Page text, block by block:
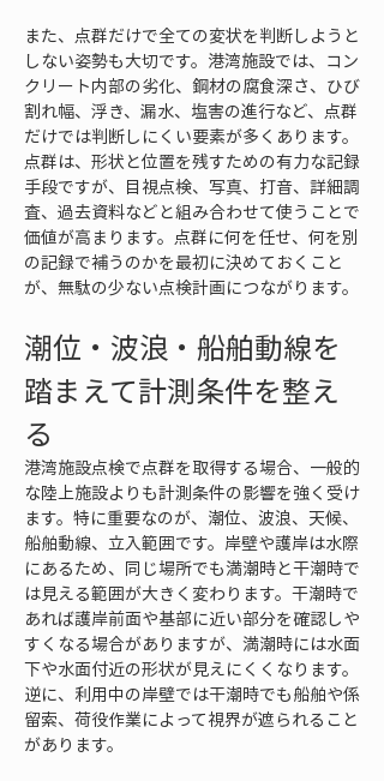
また、点群だけで全ての変状を判断しようと
しない姿勢も大切です。港湾施設では、コン
クリート内部の劣化、鋼材の腐食深さ、ひび
割れ幅、浮き、漏水、塩害の進行など、点群
だけでは判断しにくい要素が多くあります。
点群は、形状と位置を残すための有力な記録
手段ですが、目視点検、写真、打音、詳細調
査、過去資料などと組み合わせて使うことで
価値が高まります。点群に何を任せ、何を別
の記録で補うのかを最初に決めておくこと
が、無駄の少ない点検計画につながります。
潮位・波浪・船舶動線を
踏まえて計測条件を整え
る
港湾施設点検で点群を取得する場合、一般的
な陸上施設よりも計測条件の影響を強く受け
ます。特に重要なのが、潮位、波浪、天候、
船舶動線、立入範囲です。岸壁や護岸は水際
にあるため、同じ場所でも満潮時と干潮時で
は見える範囲が大きく変わります。干潮時で
あれば護岸前面や基部に近い部分を確認しや
すくなる場合がありますが、満潮時には水面
下や水面付近の形状が見えにくくなります。
逆に、利用中の岸壁では干潮時でも船舶や係
留索、荷役作業によって視界が遮られること
があります。